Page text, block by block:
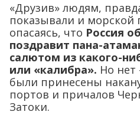
«Друзив» людям,
показывали и морской
опасаясь, что Россия
поздравит пана-
салютом из какого-
или «калибра». Но нет
были принесены
портов и причалов
Затоки.